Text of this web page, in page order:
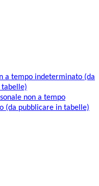
a tempo indeterminato (da
non a tempo
(da pubblicare in tabelle)